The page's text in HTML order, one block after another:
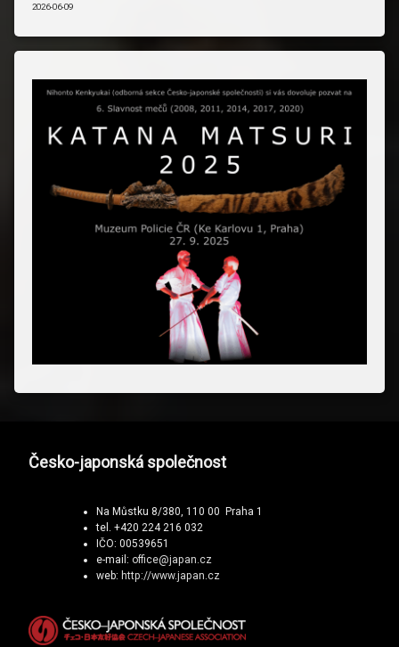
2026-06-09
Česko-japonská společnost
Na Můstku 8/380, 110 00 Praha 1
tel. +420 224 216 032
IČO: 00539651
e-mail: office@japan.cz
web: http://www.japan.cz